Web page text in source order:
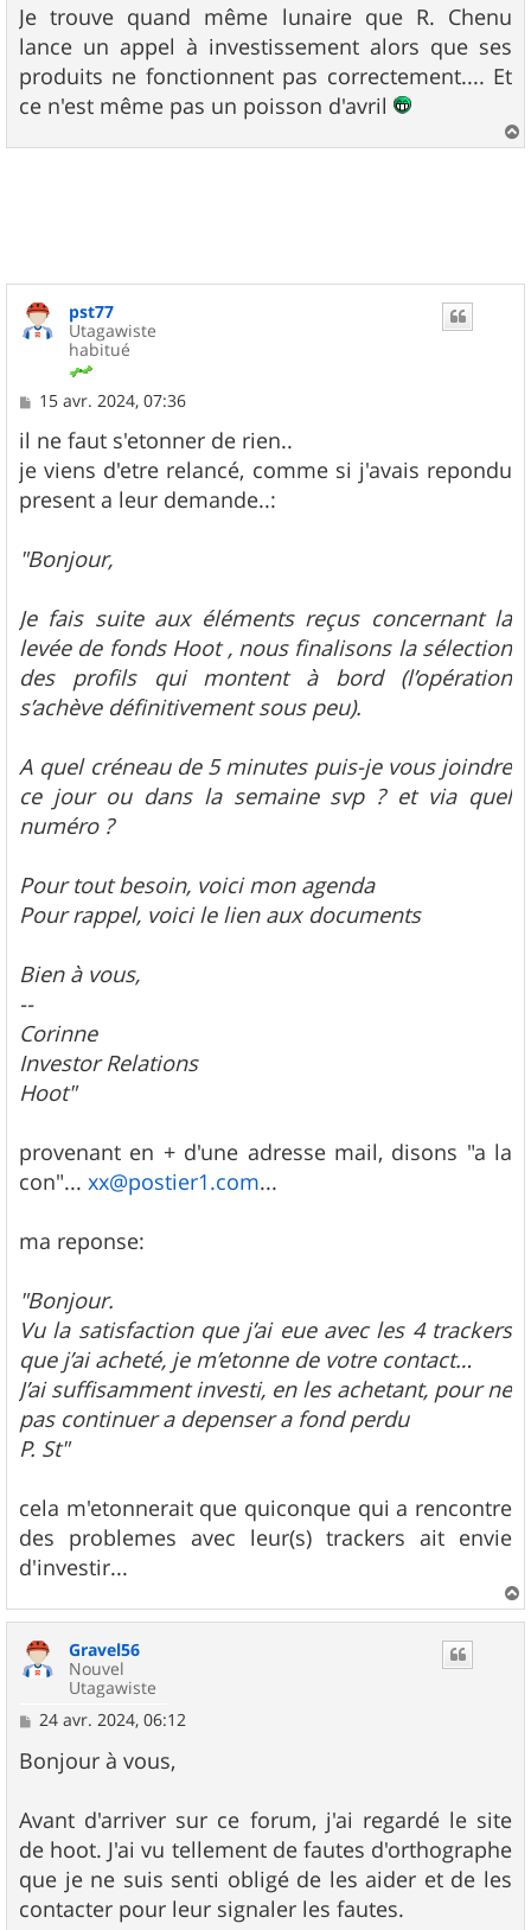
Je trouve quand même lunaire que R. Chenu
lance un appel à investissement alors que ses
produits ne fonctionnent pas correctement.... Et
ce n'est même pas un poisson d'avril
a
pst77
Utagawiste
habitué
M
s
s
a
g
e
15 avr. 2024, 07:36
il ne faut s'etonner de rien..
je viens d'etre relancé, comme si j'avais repondu
present a leur demande..:
"Bonjour,
Je fais suite aux éléments reçus concernant la
levée de fonds Hoot , nous finalisons la sélection
des profils qui montent à bord (l’opération
s’achève définitivement sous peu).
A quel créneau de 5 minutes puis-je vous joindre
ce jour ou dans la semaine svp ? et via quel
numéro ?
Pour tout besoin, voici mon agenda
Pour rappel, voici le lien aux documents
Bien à vous,
--
Corinne
Investor Relations
Hoot"
provenant en + d'une adresse mail, disons "a la
con"... xx@postier1.com...
ma reponse:
"Bonjour.
Vu la satisfaction que j’ai eue avec les 4 trackers
que j’ai acheté, je m’etonne de votre contact…
J’ai suffisamment investi, en les achetant, pour ne
pas continuer a depenser a fond perdu
P. St"
cela m'etonnerait que quiconque qui a rencontre
des problemes avec leur(s) trackers ait envie
d'investir...
a
Gravel56
Nouvel
Utagawiste
M
s
s
g
e
24 avr. 2024, 06:12
Bonjour à vous,
Avant d'arriver sur ce forum, j'ai regardé le site
de hoot. J'ai vu tellement de fautes d'orthographe
que je ne suis senti obligé de les aider et de les
contacter pour leur signaler les fautes.